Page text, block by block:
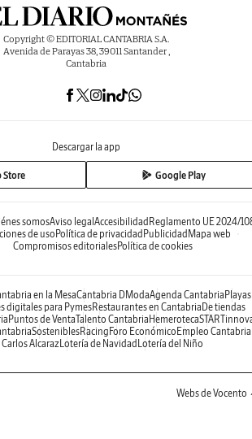
Copyright © EDITORIAL CANTABRIA S.A.
Avenida de Parayas 38, 39011 Santander ,
Cantabria
Descargar la app
Store Google Play
somosAviso legal Accesibilidad Reglamento UE 2024/
de usoPolítica de privacidad Publicidad Mapa web
Compromisos editorialesPolítica de cookies
en la MesaCantabria DModaAgenda Cantabria Playas
digitales para PymesRestaurantes en Cantabria De tiendas
Puntos de VentaTalento Cantabria Hemeroteca
SosteniblesRacing Foro Económico Empleo Cantabria
Carlos AlcarazLotería de Navidad Lotería del Niño
Webs de Vocento